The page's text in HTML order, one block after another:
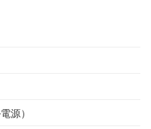
源）